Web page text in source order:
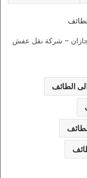
– شركة نقل عفش
الطائف